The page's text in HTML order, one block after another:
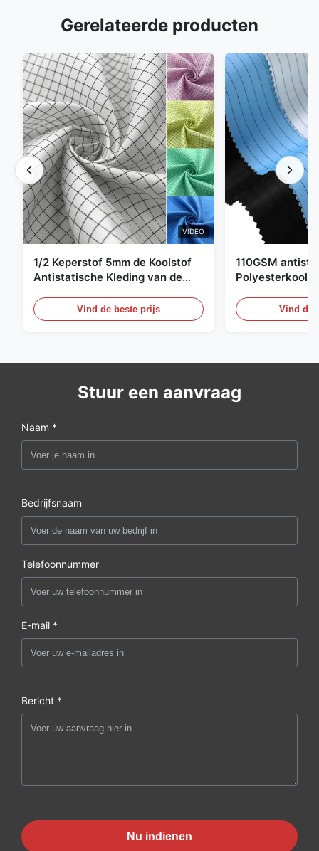
Gerelateerde producten
VIDEO
1/2 Keperstof 5mm de Koolstof
Antistatische Kleding van de
Vind de beste prijs
110GSM
Vind de
Stuur een aanvraag
Naam *
Bedrijfsnaam
Telefoonnummer
E-mail *
Bericht *
Nu indienen